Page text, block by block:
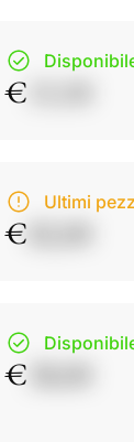
€
Ultimi
€
€